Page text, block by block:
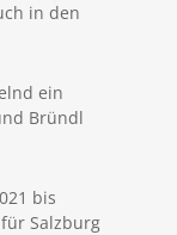
in den
ein
Bründl
bis
Salzburg